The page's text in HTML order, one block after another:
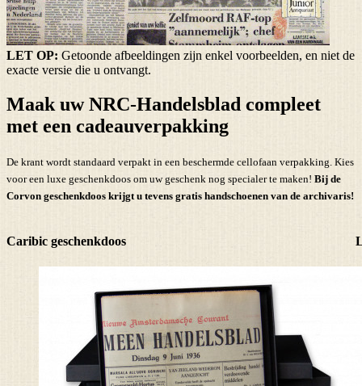
LET OP: Getoonde afbeeldingen zijn enkel voorbeelden, en niet de
exacte versie die u ontvangt.
Maak uw NRC-Handelsblad compleet
met een cadeauverpakking
De krant wordt standaard verpakt in een beschermde cellofaan verpakking. Kies
voor een luxe geschenkdoos om uw geschenk nog specialer te maken! Bij de
Corvon geschenkdoos krijgt u tevens gratis handschoenen van de archivaris!
Caribic geschenkdoos